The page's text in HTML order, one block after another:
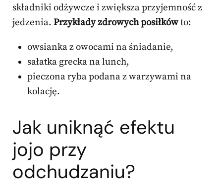
składniki odżywcze i zwiększa przyjemność z
jedzenia. Przykłady zdrowych posiłkówto:
owsianka z owocami na śniadanie,
sałatka grecka na lunch,
pieczona ryba podana z warzywami na
kolację.
Jak uniknąć efektu
jojo przy
odchudzaniu?